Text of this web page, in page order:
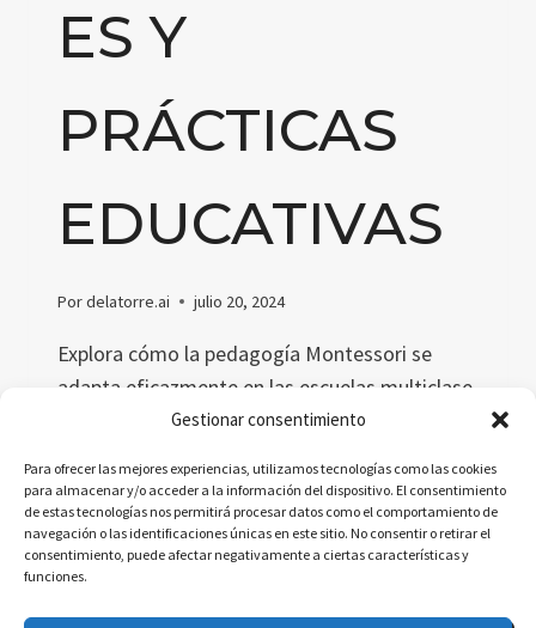
Gestionar consentimiento
Para ofrecer las mejores experiencias, utilizamos tecnologías como las cookies
para almacenar y/o acceder a la información del dispositivo. El consentimiento
de estas tecnologías nos permitirá procesar datos como el comportamiento de
navegación o las identificaciones únicas en este sitio. No consentir o retirar el
consentimiento, puede afectar negativamente a ciertas características y
funciones.
ES Y
PRÁCTICAS
EDUCATIVAS
Pordelatorre.ai julio 20, 2024
Explora cómo la pedagogía Montessori se
adapta eficazmente en las escuelas multiclase,
destacando su enfoque en la autoeducación y
promueve el desarrollo individual y
colaborativo de los estudiantes.
LEER MÁS